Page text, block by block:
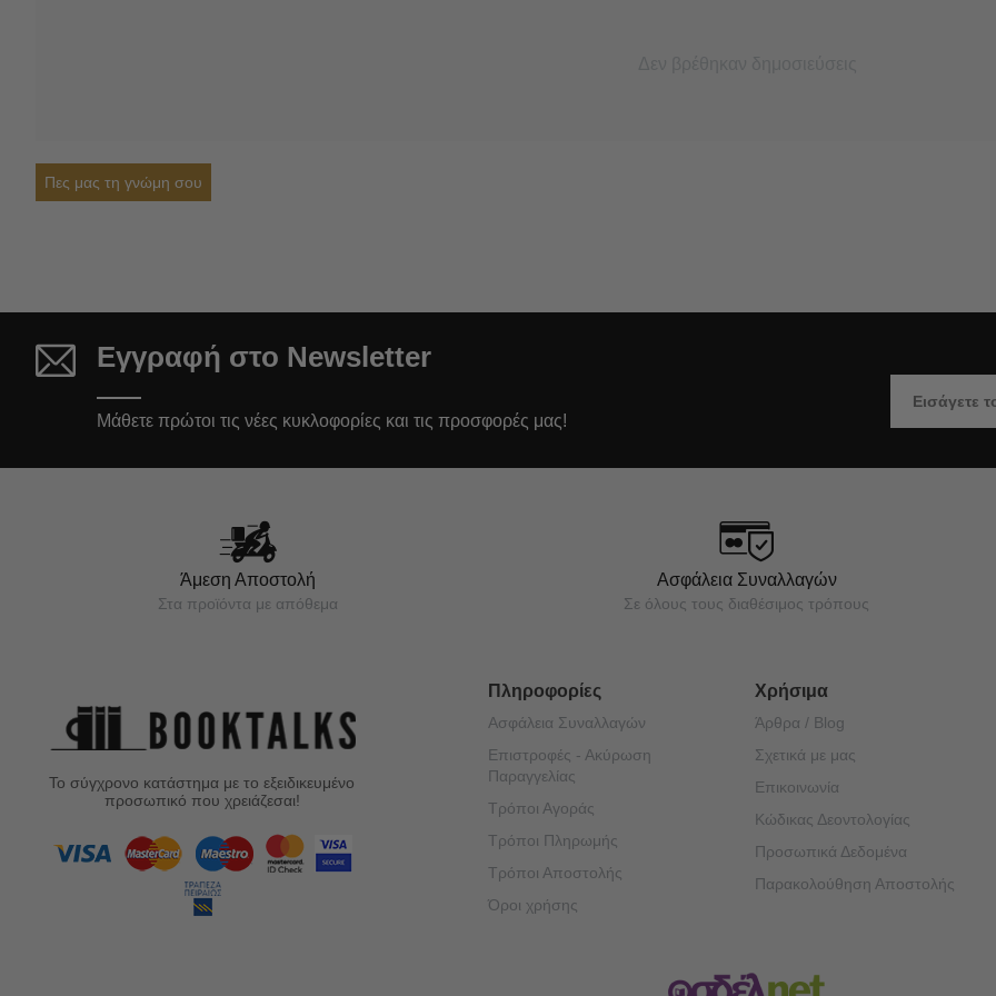
Πες μας τη γνώμη σου
Εγγραφή στο Newsletter
Μάθετε πρώτοι τις νέες κυκλοφορίες και τις προσφορές μας!
Άμεση Αποστολή
Στα προϊόντα με απόθεμα
Ασφάλεια Συναλλαγών
Σε όλους τους διαθέσιμος τρόπους
Το σύγχρονο κατάστημα με το εξειδικευμένο
προσωπικό που χρειάζεσαι!
Πληροφορίες
Ασφάλεια Συναλλαγών
Επιστροφές - Ακύρωση
Παραγγελίας
Τρόποι Αγοράς
Τρόποι Πληρωμής
Τρόποι Αποστολής
Όροι χρήσης
Χρήσιμα
Άρθρα / Blog
Σχετικά με μας
Επικοινωνία
Κώδικας Δεοντολογίας
Προσωπικά Δεδομένα
Παρακολούθηση Αποστολής